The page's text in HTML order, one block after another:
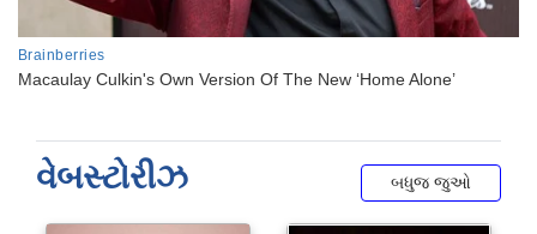
વેબસ્ટોરીઝ બધુજ જુઓ